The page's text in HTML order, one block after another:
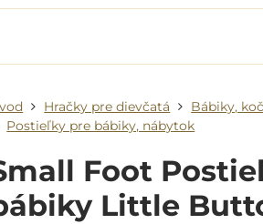
Hračky pre dievčatá
Bábiky,
Postieľky pre bábiky, nábytok
Foot
Little